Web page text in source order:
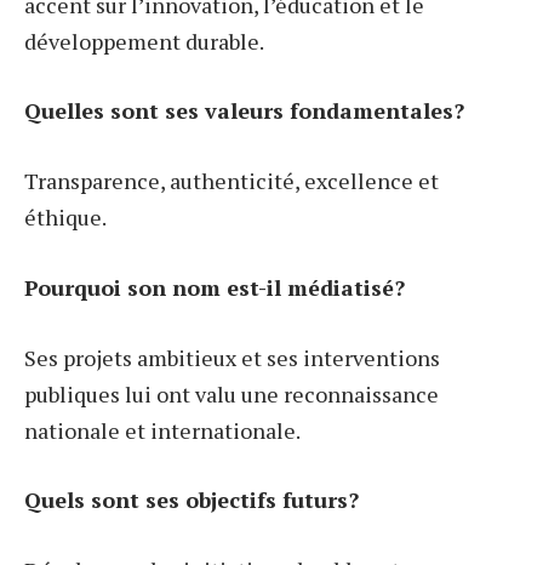
développement durable.
Quelles sont ses valeurs fondamentales?
Transparence, authenticité, excellence et
éthique.
Pourquoi son nom est-il médiatisé?
Ses projets ambitieux et ses interventions
publiques lui ont valu une reconnaissance
nationale et internationale.
Quels sont ses objectifs futurs?